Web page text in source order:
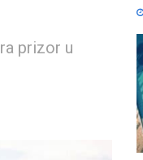
prizor u